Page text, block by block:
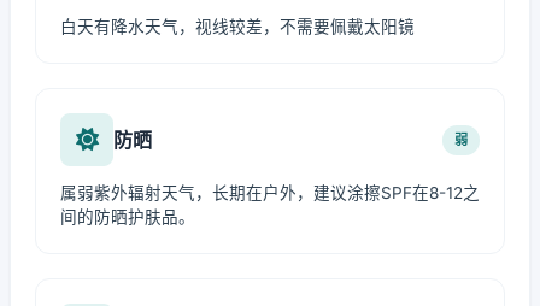
白天有降水天气，视线较差，不需要佩戴太阳镜
防晒 弱
属弱紫外辐射天气，长期在户外，建议涂擦SPF在8-12之
间的防晒护肤品。